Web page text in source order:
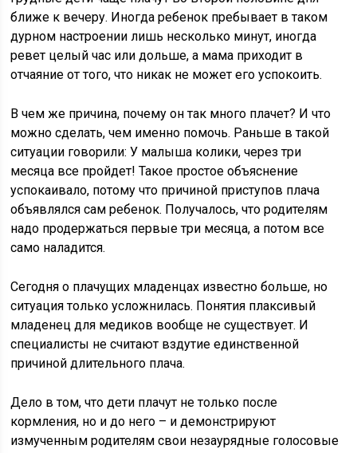
ближе к вечеру. Иногда ребенок пребывает в таком
дурном настроении лишь несколько минут, иногда
ревет целый час или дольше, а мама приходит в
отчаяние от того, что никак не может его успокоить.
В чем же причина, почему он так много плачет? И что
можно сделать, чем именно помочь. Раньше в такой
ситуации говорили: У малыша колики, через три
месяца все пройдет! Такое простое объяснение
успокаивало, потому что причиной приступов плача
объявлялся сам ребенок. Получалось, что родителям
надо продержаться первые три месяца, а потом все
само наладится.
Сегодня о плачущих младенцах известно больше, но
ситуация только усложнилась. Понятия плаксивый
младенец для медиков вообще не существует. И
специалисты не считают вздутие единственной
причиной длительного плача.
Дело в том, что дети плачут не только после
кормления, но и до него – и демонстрируют
измученным родителям свои незаурядные голосовые